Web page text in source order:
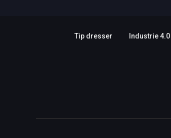
Tip dresser Industrie 4.0